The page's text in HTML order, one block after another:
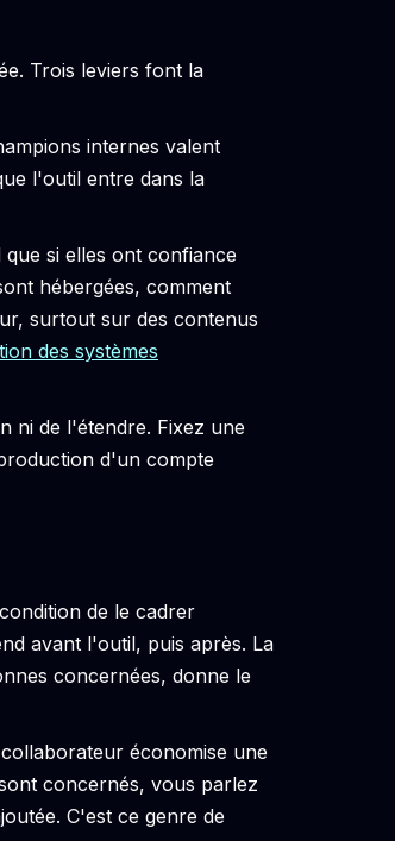
Trois leviers font la
internes valent
l'outil entre dans la
si elles ont confiance
hébergées, comment
surtout sur des contenus
des systèmes
ni de l'étendre. Fixez une
d'un compte
de le cadrer
avant l'outil, puis après. La
concernées, donne le
économise une
concernés, vous parlez
C'est ce genre de